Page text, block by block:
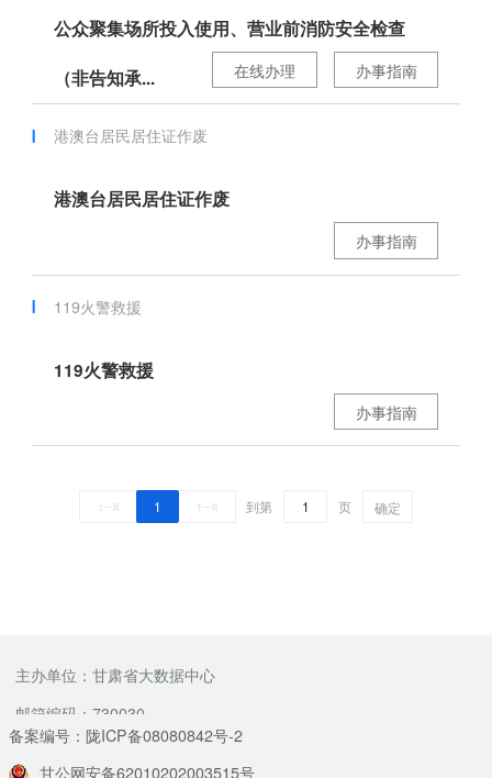
公众聚集场所投入使用、营业前消防安全检查
（非告知承... 办事指南
在线办理
港澳台居民居住证作废
港澳台居民居住证作废
办事指南
119火警救援
119火警救援
办事指南
上一页 1 下一页 到第 页 确定
主办单位：甘肃省大数据中心
邮箱编码：730030
备案编号：陇ICP备08080842号-2
甘公网安备62010202003515号